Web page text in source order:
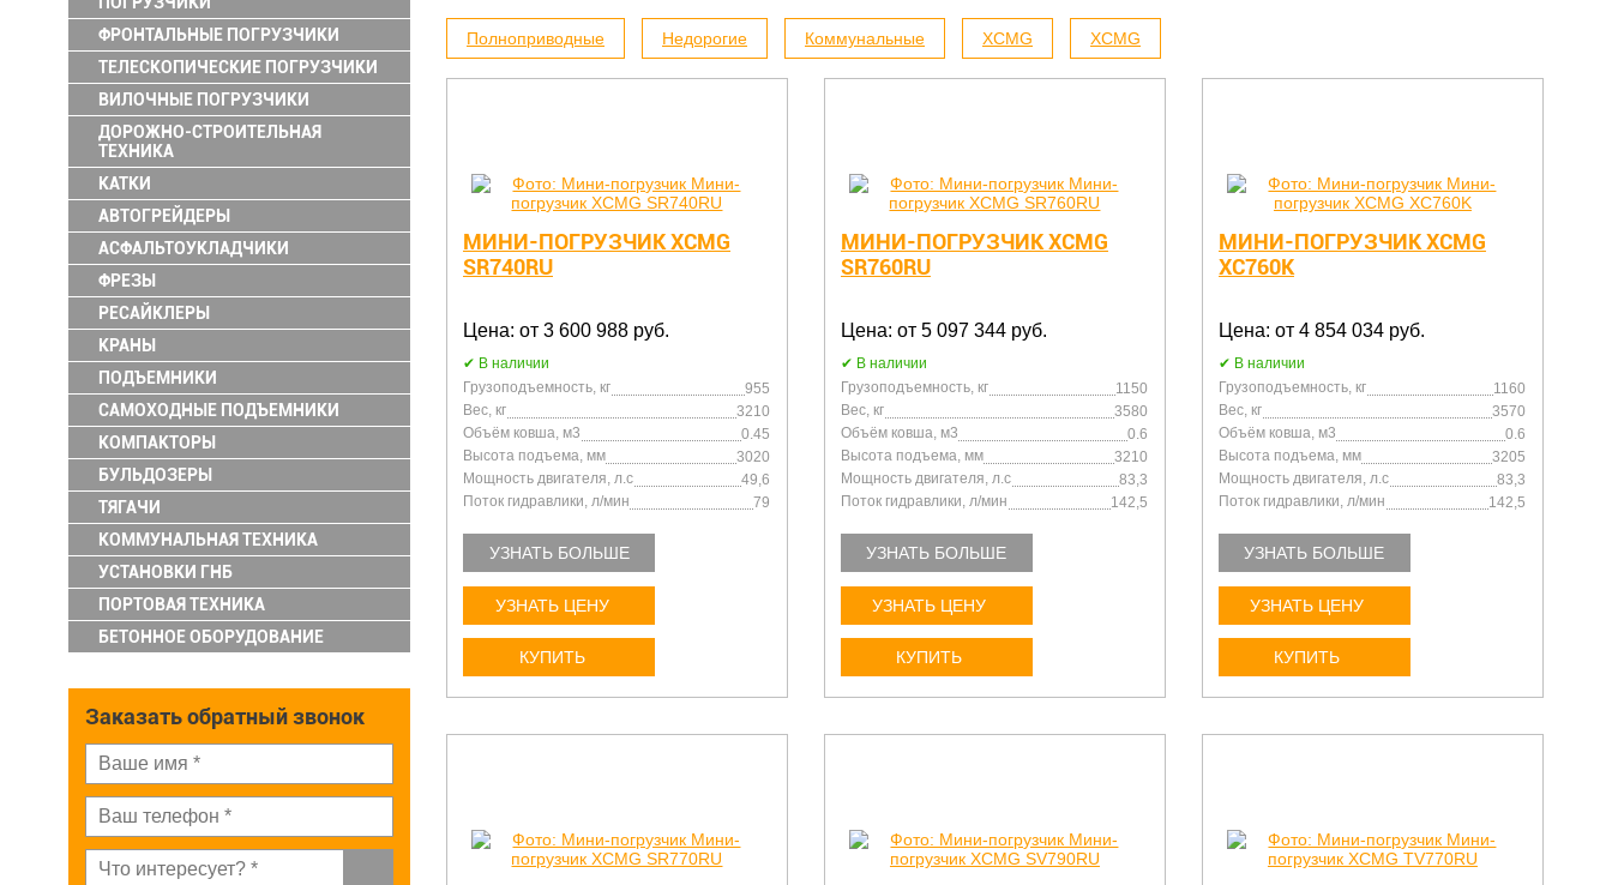
ФРОНТАЛЬНЫЕ ПОГРУЗЧИКИ
ТЕЛЕСКОПИЧЕСКИЕ ПОГРУЗЧИКИ
ВИЛОЧНЫЕ ПОГРУЗЧИКИ
ДОРОЖНО-СТРОИТЕЛЬНАЯ
ТЕХНИКА
КАТКИ
АВТОГРЕЙДЕРЫ
АСФАЛЬТОУКЛАДЧИКИ
ФРЕЗЫ
РЕСАЙКЛЕРЫ
КРАНЫ
ПОДЪЕМНИКИ
САМОХОДНЫЕ ПОДЪЕМНИКИ
КОМПАКТОРЫ
БУЛЬДОЗЕРЫ
ТЯГАЧИ
КОММУНАЛЬНАЯ ТЕХНИКА
УСТАНОВКИ ГНБ
ПОРТОВАЯ ТЕХНИКА
БЕТОННОЕ ОБОРУДОВАНИЕ
Заказать обратный звонок
Полноприводные Недорогие Коммунальные XCMG XCMG
МИНИ-ПОГРУЗЧИК XCMG
SR740RU
Цена: от 3 600 988 руб.
В наличии
Грузоподъемность, кг
955
Вес, кг
3210
Объём ковша, м3
0.45
Высота подъема, мм
3020
Мощность двигателя, л.с
49,6
Поток гидравлики, л/мин
79
УЗНАТЬ БОЛЬШЕ
УЗНАТЬ ЦЕНУ
КУПИТЬ
МИНИ-ПОГРУЗЧИК XCMG
SR760RU
Цена: от 5 097 344 руб.
В наличии
Грузоподъемность, кг
1150
Вес, кг
3580
Объём ковша, м3
0.6
Высота подъема, мм
3210
Мощность двигателя, л.с
83,3
Поток гидравлики, л/мин
142,5
УЗНАТЬ БОЛЬШЕ
УЗНАТЬ ЦЕНУ
КУПИТЬ
МИНИ-ПОГРУЗЧИК XCMG
XC760K
Цена: от 4 854 034 руб.
В наличии
Грузоподъемность, кг
1160
Вес, кг
3570
Объём ковша, м3
0.6
Высота подъема, мм
3205
Мощность двигателя, л.с
83,3
Поток гидравлики, л/мин
142,5
УЗНАТЬ БОЛЬШЕ
УЗНАТЬ ЦЕНУ
КУПИТЬ